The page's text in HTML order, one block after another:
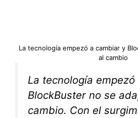
La tecnología empezó a cambiar y
al cambio
La tecnología
BlockBuster no se
cambio. Con el